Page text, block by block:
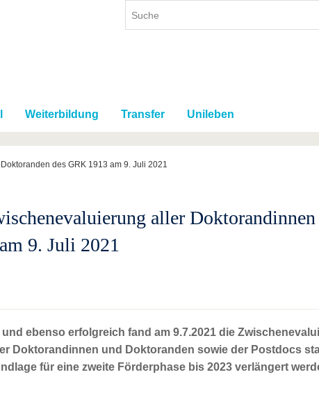
Weiterbildung Transfer Unileben
des GRK 1913 am 9. Juli 2021
aller
9. Juli 2021
ebenso erfolgreich fand am 9.7.2021 die
Doktorandinnen und Doktoranden sowie der Postdocs
für eine zweite Förderphase bis 2023 verlängert